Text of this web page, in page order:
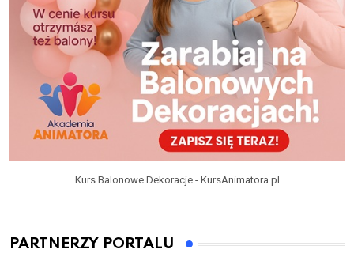
Kurs Balonowe Dekoracje - KursAnimatora.pl
PARTNERZY PORTALU